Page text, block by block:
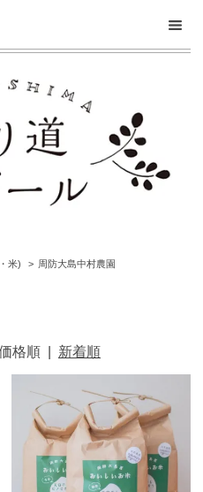
米) > 周防大島中村農園
格順 新着順